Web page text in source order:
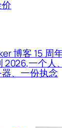
博客 15 周
2026,一个人
、一份执念